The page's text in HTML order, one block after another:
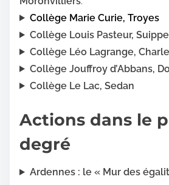
Collège Marie Curie, Troyes
Collège Louis Pasteur,
Collège Léo Lagrange,
Collège Jouffroy d’Abbans,
Collège Le Lac, Sedan
Actions dans le
degré
Ardennes : le « Mur des